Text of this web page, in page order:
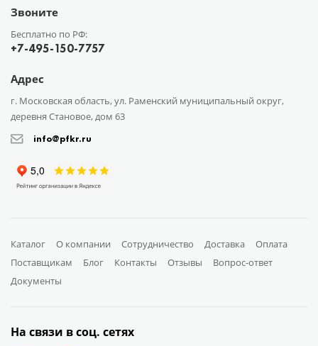
Звоните
Бесплатно по РФ:
+7-495-150-7757
Адрес
г. Московская область, ул. Раменский муниципальный округ,
деревня Становое, дом 63
info@pfkr.ru
Каталог О компании Сотрудничество Доставка
Оплата
Поставщикам
Блог Контакты Отзывы
Вопрос-ответ
Документы
На связи в соц. сетях